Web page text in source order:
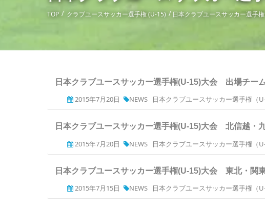
TOP クラブユースサッカー選手権 (U-15) 日本クラブユースサッカー選手
日本クラブユースサッカー選手権(U-15)大会 出場チー
2015年7月20日 NEWS 日本クラブユースサッカー選手権（
日本クラブユースサッカー選手権(U-15)大会 北信越・
2015年7月20日 NEWS 日本クラブユースサッカー選手権（
日本クラブユースサッカー選手権(U-15)大会 東北・関
2015年7月15日 NEWS 日本クラブユースサッカー選手権（